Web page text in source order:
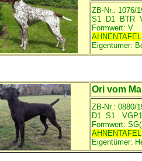
ZB-Nr.: 1076/
S1 D1 BTR
Formwert: V
AHNENTAFEL
Eigentümer:
Ori vom
ZB-Nr.: 0880/
D1 S1
Formwert:
AHNENTAFEL
Eigentümer: